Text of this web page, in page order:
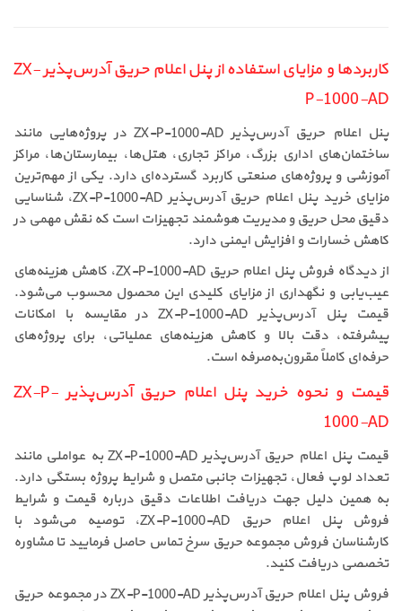
کاربردها و مزایای استفاده از پنل اعلام حریق آدرس‌پذیر ZX-
P-1000-AD
پنل اعلام حریق آدرس‌پذیر ZX-P-1000-AD در پروژه‌هایی مانند
ساختمان‌های اداری بزرگ، مراکز تجاری، هتل‌ها، بیمارستان‌ها، مراکز
آموزشی و پروژه‌های صنعتی کاربرد گسترده‌ای دارد. یکی از مهم‌ترین
مزایای خرید پنل اعلام حریق آدرس‌پذیر ZX-P-1000-AD، شناسایی
دقیق محل حریق و مدیریت هوشمند تجهیزات است که نقش مهمی در
کاهش خسارات و افزایش ایمنی دارد.
از دیدگاه فروش پنل اعلام حریق ZX-P-1000-AD، کاهش هزینه‌های
عیب‌یابی و نگهداری از مزایای کلیدی این محصول محسوب می‌شود.
قیمت پنل آدرس‌پذیر ZX-P-1000-AD در مقایسه با امکانات
پیشرفته، دقت بالا و کاهش هزینه‌های عملیاتی، برای پروژه‌های
حرفه‌ای کاملاً مقرون‌به‌صرفه است.
قیمت و نحوه خرید پنل اعلام حریق آدرس‌پذیر ZX-P-
1000-AD
قیمت پنل اعلام حریق آدرس‌پذیر ZX-P-1000-AD به عواملی مانند
تعداد لوپ فعال، تجهیزات جانبی متصل و شرایط پروژه بستگی دارد.
به همین دلیل جهت دریافت اطلاعات دقیق درباره قیمت و شرایط
فروش پنل اعلام حریق ZX-P-1000-AD، توصیه می‌شود با
کارشناسان فروش مجموعه حریق سرخ تماس حاصل فرمایید تا مشاوره
تخصصی دریافت کنید.
فروش پنل اعلام حریق آدرس‌پذیر ZX-P-1000-AD در مجموعه حریق